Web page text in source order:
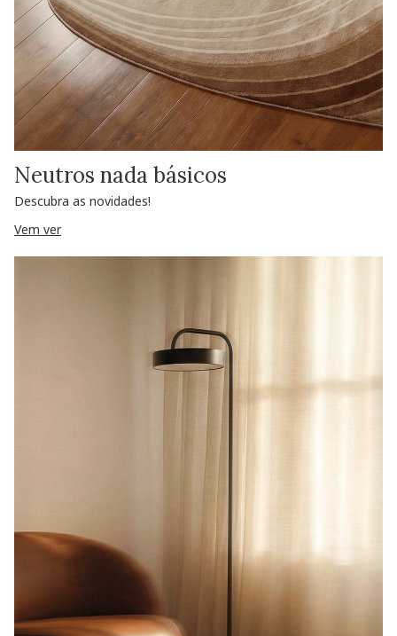
Neutros nada básicos
Descubra as novidades!
Vem ver